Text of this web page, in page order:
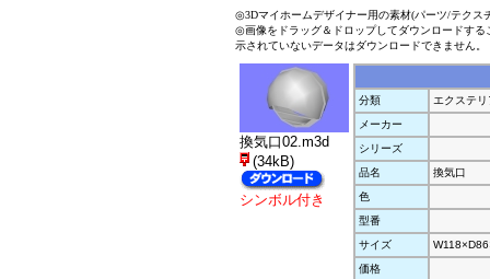
◎3Dマイホームデザイナー用の素材(パーツ/テクス
◎画像をドラッグ＆ドロップしてダウンロードす
示されていないデータはダウンロードできません。
換気口02.m3d
(34kB)
シンボル付き
分類
エクステ
メーカー
シリーズ
品名
換気口
色
型番
サイズ
価格